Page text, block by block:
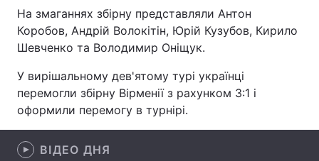
Економіка Світ
Спорт Наука
Техно і зв'язок Лайт
Зброя Інциденти
На змаганнях збірну представляли Антон
Коробов, Андрій Волокітін, Юрій Кузубов, Кирило
Шевченко та Володимир Оніщук.
У вирішальному дев'ятому турі українці
перемогли збірну Вірменії з рахунком 3:1 і
оформили перемогу в турнірі.
ВІДЕО ДНЯ